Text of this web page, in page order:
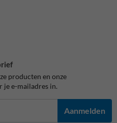
producten en onze
je e-mailadres in.
Aanmelden